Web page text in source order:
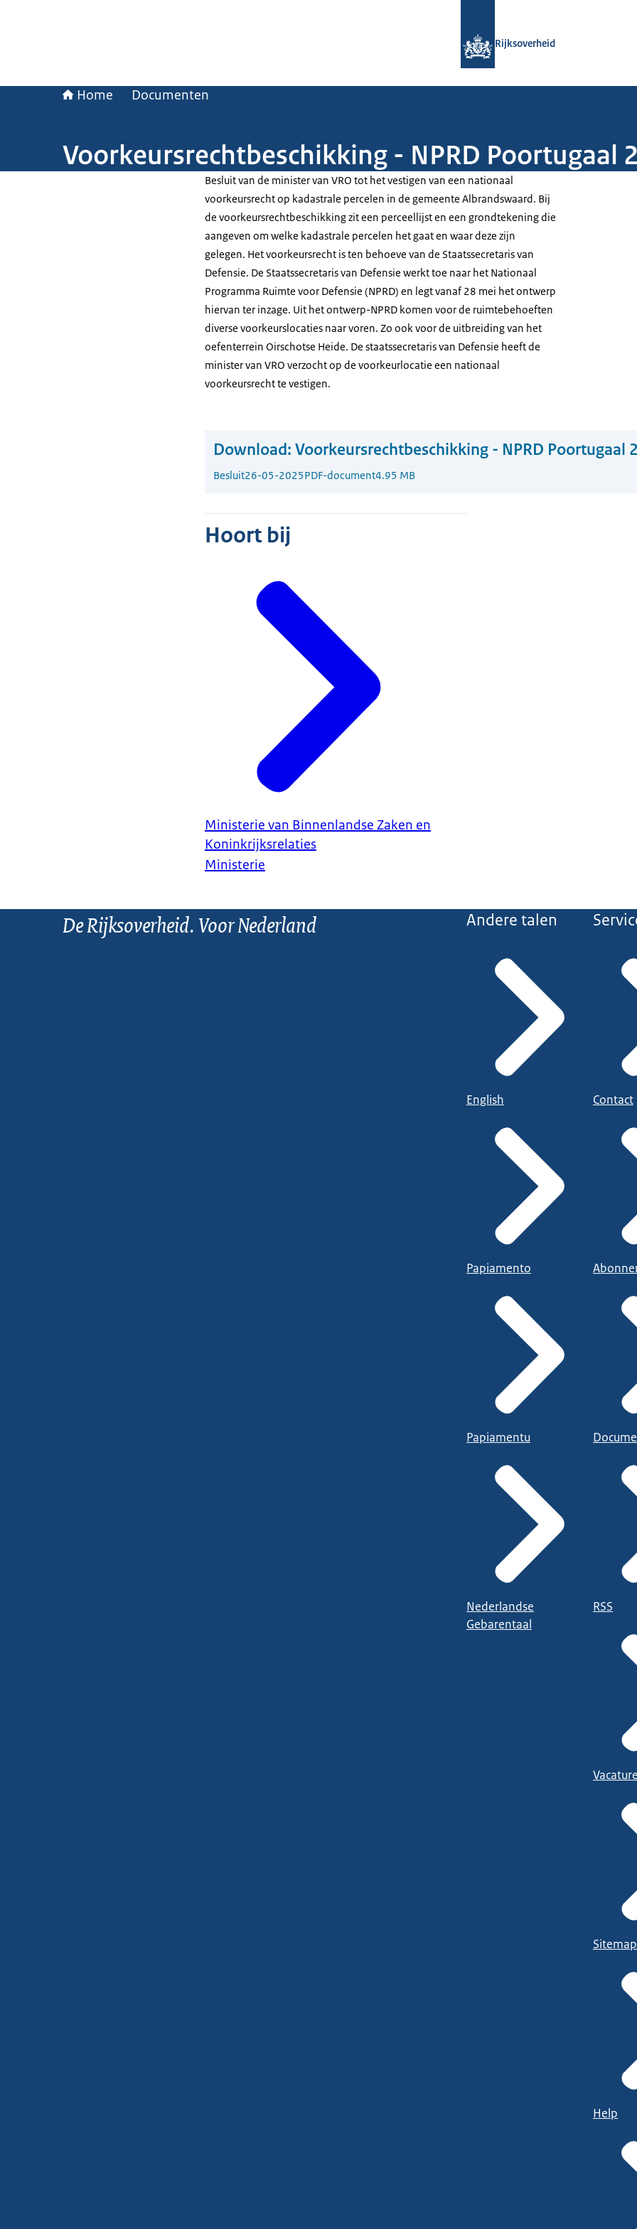
Rijksoverheid
Home Documenten
Voorkeursrechtbeschikking - NPRD Poortugaal
Besluit van de minister van VRO tot het vestigen van een nationaal
voorkeursrecht op kadastrale percelen in de gemeente Albrandswaard. Bij
de voorkeursrechtbeschikking zit een perceellijst en een grondtekening die
aangeven om welke kadastrale percelen het gaat en waar deze zijn
gelegen. Het voorkeursrecht is ten behoeve van de Staatssecretaris van
Defensie. De Staatssecretaris van Defensie werkt toe naar het Nationaal
Programma Ruimte voor Defensie (NPRD) en legt vanaf 28 mei het ontwerp
hiervan ter inzage. Uit het ontwerp-NPRD komen voor de ruimtebehoeften
diverse voorkeurslocaties naar voren. Zo ook voor de uitbreiding van het
oefenterrein Oirschotse Heide. De staatssecretaris van Defensie heeft de
minister van VRO verzocht op de voorkeurlocatie een nationaal
voorkeursrecht te vestigen.
Download: Voorkeursrechtbeschikking - NPRD Poortugaal
Besluit26-05-2025PDF-document4.95 MB
Hoort bij
Ministerie van Binnenlandse Zaken en
Koninkrijksrelaties
Ministerie
De Rijksoverheid. Voor Nederland Andere talen
English
Papiamento
Papiamentu
Nederlandse
Gebarentaal
Contact
RSS
Sitemap
Help